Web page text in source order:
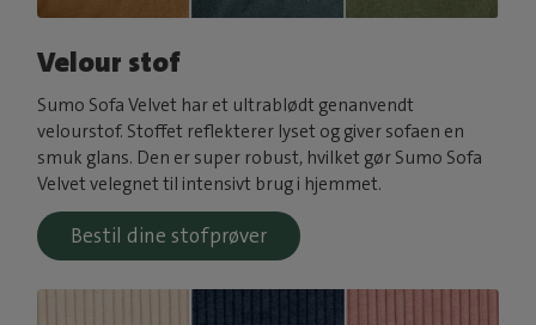
Velour stof
Sumo Sofa Velvet har et ultrablødt genanvendt
velourstof. Stoffet reflekterer lyset og giver sofaen en
smuk glans. Den er super robust, hvilket gør Sumo Sofa
Velvet velegnet til intensivt brug i hjemmet.
Bestil dine stofprøver